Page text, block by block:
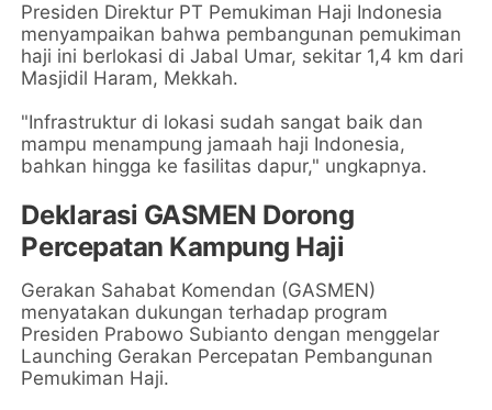
Presiden Direktur PT Pemukiman Haji Indonesia
menyampaikan bahwa pembangunan pemukiman
haji ini berlokasi di Jabal Umar, sekitar 1,4 km dari
Masjidil Haram, Mekkah.
"Infrastruktur di lokasi sudah sangat baik dan
mampu menampung jamaah haji Indonesia,
bahkan hingga ke fasilitas dapur," ungkapnya.
Deklarasi GASMEN Dorong
Percepatan Kampung Haji
Gerakan Sahabat Komendan (GASMEN)
menyatakan dukungan terhadap program
Presiden Prabowo Subianto dengan menggelar
Launching Gerakan Percepatan Pembangunan
Pemukiman Haji.